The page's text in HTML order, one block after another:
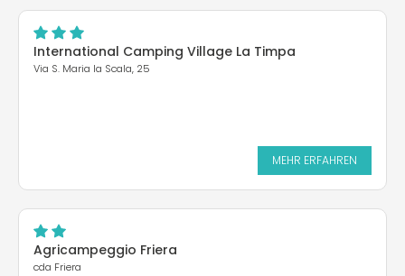
International Camping Village La Timpa
Via S. Maria la Scala, 25
MEHR ERFAHREN
Agricampeggio Friera
cda Friera